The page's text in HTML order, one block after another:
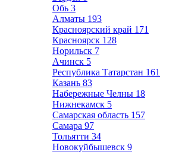
Обь 3
Алматы 193
Красноярский край 171
Красноярск 128
Норильск 7
Ачинск 5
Республика Татарстан 161
Казань 83
Набережные Челны 18
Нижнекамск 5
Самарская область 157
Самара 97
Тольятти 34
Новокуйбышевск 9